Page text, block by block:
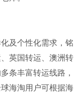
及个性化需求，铭
英国转运、澳洲转
条丰富转运线路，
海淘用户可根据海